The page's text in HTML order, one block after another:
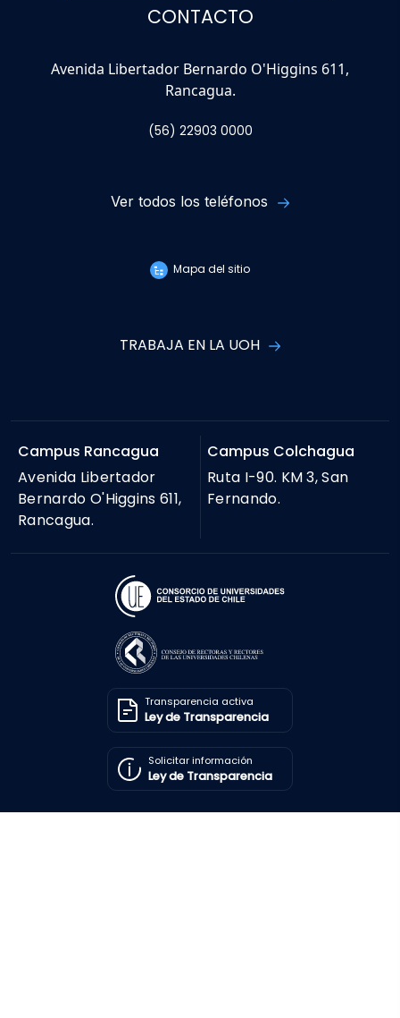
CONTACTO
Avenida Libertador Bernardo O'Higgins 611,
Rancagua.
(56) 22903 0000
Ver todos los teléfonos
Mapa del sitio
TRABAJA EN LA UOH
Campus Rancagua
Avenida Libertador
Bernardo O'Higgins 611,
Rancagua.
Campus Colchagua
Ruta I-90. KM 3, San
Fernando.
Transparencia activa
Ley de Transparencia
Solicitar información
Ley de Transparencia